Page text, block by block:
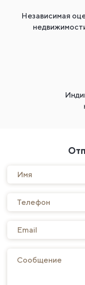
Независимая